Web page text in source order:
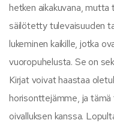
hetken aikakuvana,
säilötetty tulevaisuuden
lukeminen kaikille, jotka
vuoropuhelusta. Se on
Kirjat voivat haastaa
horisonttejämme, ja
oivalluksen kanssa.